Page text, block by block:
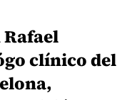
clínico del